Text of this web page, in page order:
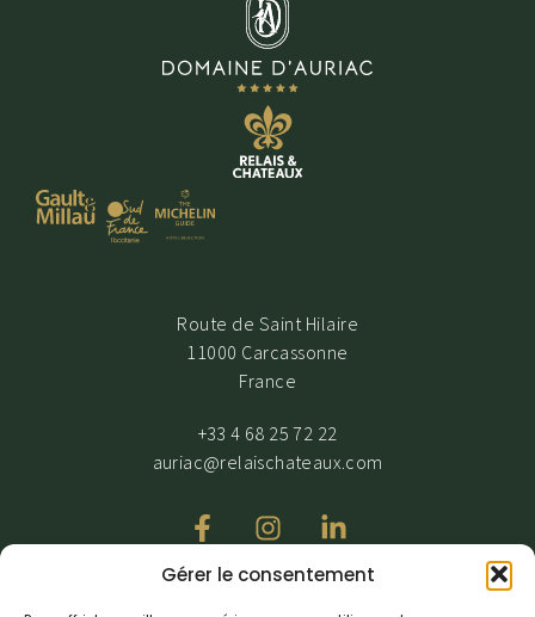
Gérer le consentement
Route de Saint Hilaire
11000 Carcassonne
France
+33 4 68 25 72 22
auriac@relaischateaux.com